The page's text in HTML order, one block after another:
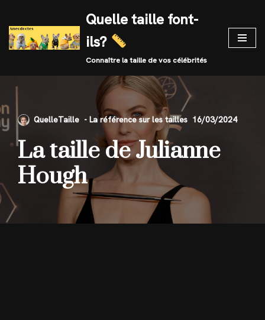
Skip
to
Quelle taille font-
ils?
Connaître la taille de vos célébrités
QuelleTaille 16/03/2024
La taille de Julianne
Hough